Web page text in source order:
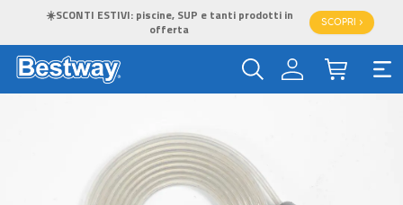
☀️SCONTI ESTIVI: piscine, SUP e tanti prodotti in
offerta
SCOPRI >